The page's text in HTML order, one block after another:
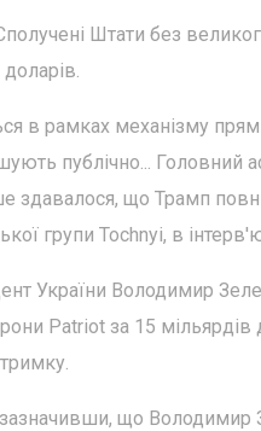
Штати без
в рамках механізму
публічно... Головний
що Трамп
групи Tochnyi, в
України Володимир
Patriot за 15
що Володимир